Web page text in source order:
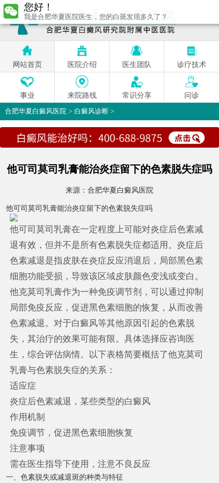
网站首页 医院介绍 医生团队 诊疗技术
事业 来院路线 常识分享 问诊
合肥华夏白癜风医院 > 白癜风诊断 >
他可司莫司乳膏能治炎症留下的色素脱失症吗
来源： 合肥华夏白癜风医院
他可司莫司乳膏能治炎症留下的色素脱失症吗
他可司莫司乳膏在一定程度上可能对炎症后色素减
退有效，但并不是所有色素脱失症都适用。炎症后
色素减退是指皮肤在炎症反应消退后，局部黑色素
细胞功能受损，导致该区域皮肤颜色变浅或变白。
他克莫司乳膏作为一种免疫调节剂，可以通过抑制
局部免疫反应，促进黑色素细胞的恢复，从而改善
色素减退。对于白癜风等其他原因引起的色素脱
失，其治疗的效果可能有限。具体选择应咨询医
生，综合评估病情。以下表格简要概括了他克莫司
乳膏与色素脱失症的关系：
适应症
炎症后色素减退，某些类型的白癜风
作用机制
免疫调节，促进黑色素细胞恢复
注意事项
需在医生指导下使用，注意不良反应
一、色素脱失或减退斑的种类与特征
我是合肥华夏医院医生，您的白斑发现多久了？